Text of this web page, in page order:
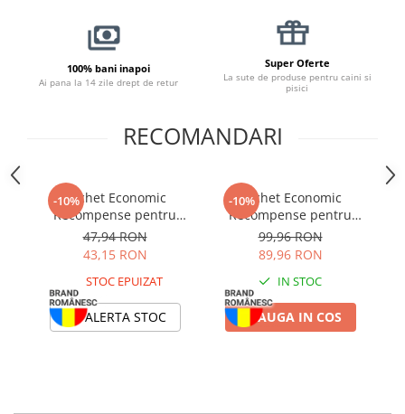
100% bani inapoi
Ai pana la 14 zile drept de retur
Super Oferte
La sute de produse pentru caini si
pisici
RECOMANDARI
-10%
Pachet Economic
Recompense pentru
Câine Adult, 4DOG
GOODIES Dental Sticks,
Dovlecel și Vitamine,
6x80g
47,94 RON
43,15 RON
STOC EPUIZAT
ALERTA STOC
-10%
Pachet Economic
Recompense pentru
Câine Adult, 4DOG
GOODIES Bakery, Kurtos,
Piele Presată și Pui,
5x120g
99,96 RON
89,96 RON
IN STOC
ADAUGA IN COS